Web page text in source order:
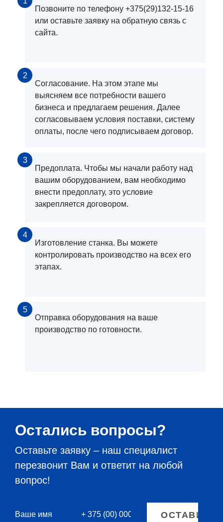
Позвоните по телефону +375(29)132-15-16
или оставьте заявку на обратную связь с
сайта.
2
Согласование. На этом этапе мы
выясняем все потребности вашего
бизнеса и предлагаем решения. Далее
согласовываем условия поставки, систему
оплаты, после чего подписываем договор.
3
Предоплата. Чтобы мы начали работу над
вашим оборудованием, вам необходимо
внести предоплату, это условие
закрепляется договором.
4
Изготовление станка. Вы можете
контролировать производство на всех его
этапах.
5
Отправка оборудования на ваше
производство по готовности.
Остались вопросы?
Оставьте заявку – наш специалист
перезвонит Вам и ответит на любой
вопрос!